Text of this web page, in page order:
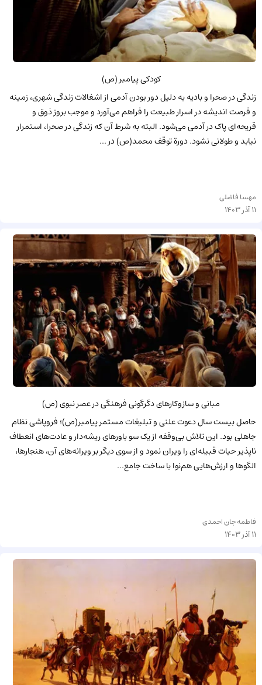
کودکی پیامبر (ص)
زندگی در صحرا و بادیه به دلیل دور بودن آدمی از اشغالات زندگی شهری، زمینه
و فرصت اندیشه در اسرار طبیعت را فراهم می‌آورد و موجب بروز ذوق و
قریحه‌ای پاک در آدمی می‌شود. البته به شرط آن که زندگی در صحرا، استمرار
نیابد و طولانی نشود. دورة توقف محمد(ص) در ...
مهسا فاضلی
11 آذر 1403
مبانی و سازوکارهای دگرگونی فرهنگی در عصر نبوی (ص)
حاصل بیست سال دعوت علنی و تبلیغات مستمر پیامبر(ص)؛ فروپاشی نظام
جاهلی بود. این تلاش بی‌وقفه از یک سو باورهای ریشه‌دار و عادت‌های انعطاف
ناپذیر حیات قبیله‌ای را ویران نمود و از سوی دیگر بر ویرانه‌های آن، هنجارها،
الگوها و ارزش‌هایی هم‌نوا با ساخت جامع...
فاطمه جان احمدی
11 آذر 1403